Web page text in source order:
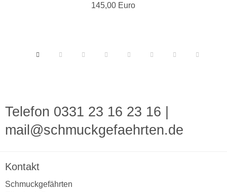
145,00 Euro
Telefon 0331 23 16 23 16
mail@schmuckgefaehrten.de
Kontakt
Schmuckgefährten